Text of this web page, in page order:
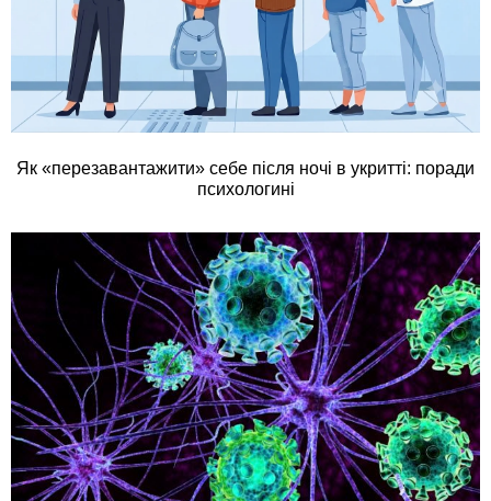
Як «перезавантажити» себе після ночі в укритті: поради
психологині